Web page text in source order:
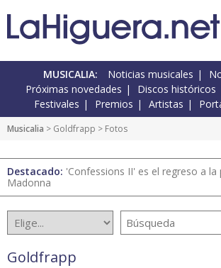
MUSICALIA: Noticias musicales
Próximas novedades
Discos históricos
Festivales
Premios Artistas
Musicalia > Goldfrapp > Fotos
Destacado: 'Confessions II' es el regreso a la
Madonna
Goldfrapp